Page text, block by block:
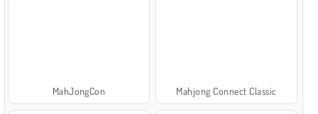
MahJongCon Mahjong Connect Classic